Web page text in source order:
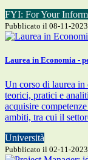
FYI: For Your
Pubblicato il 08-11-2023
Laurea in Economia -
Un corso di laurea in
teorici, pratici e
acquisire
ambiti, tra cui il
Università
Pubblicato il 02-11-2023